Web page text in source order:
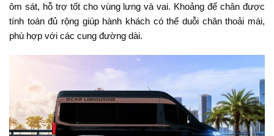
ôm sát, hỗ trợ tốt cho vùng lưng và vai. Khoảng để chân được
tính toán đủ rộng giúp hành khách có thể duỗi chân thoải mái,
phù hợp với các cung đường dài.